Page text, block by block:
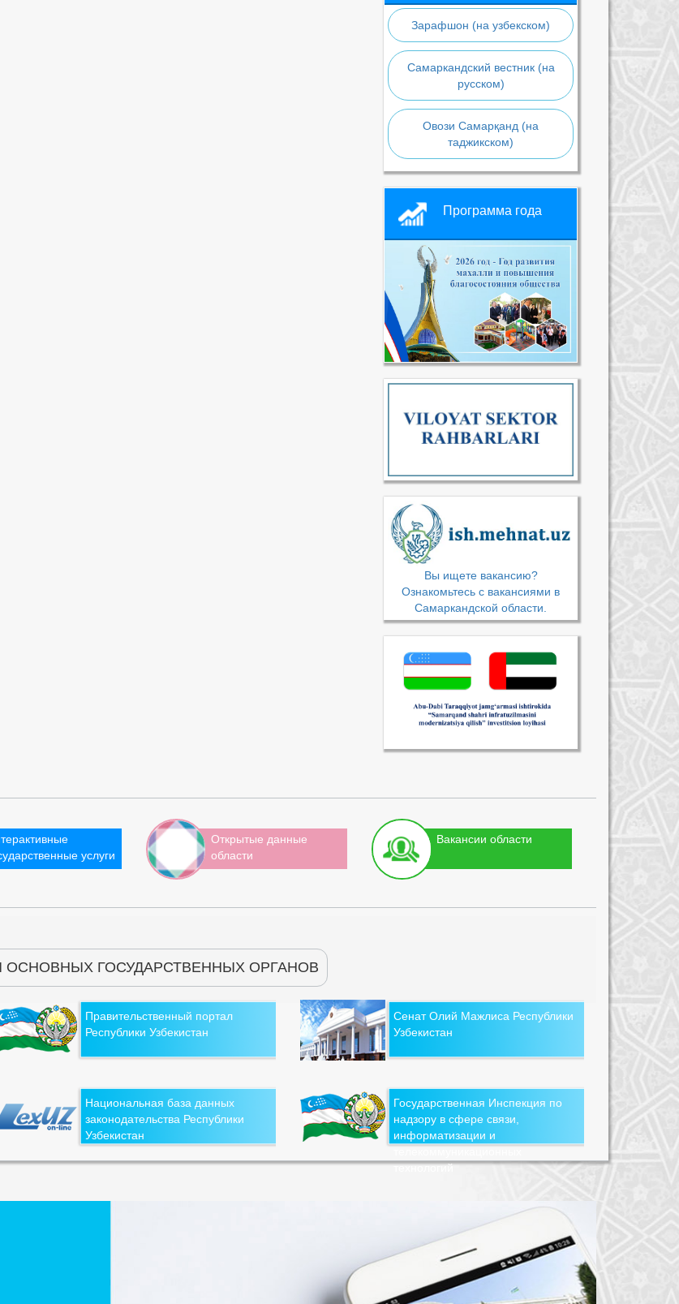
Зарафшон (на узбекском)
Самаркандский вестник (на
русском)
Овози Самарқанд (на
таджикском)
Программа года
Вы ищете вакансию?
Ознакомьтесь с вакансиями в
Самаркандской области.
услуги
Открытые данные
области
Вакансии области
ОСНОВНЫХ ГОСУДАРСТВЕННЫХ ОРГАНОВ
Правительственный портал
Республики Узбекистан
Сенат Олий Мажлиса Республики
Узбекистан
Национальная база данных
законодательства Республики
Узбекистан
Государственная Инспекция по
надзору в сфере связи,
информатизации и
технологий